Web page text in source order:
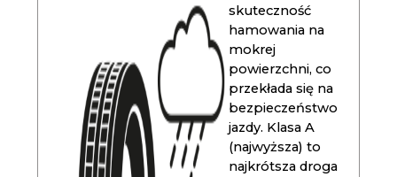
skuteczność
hamowania na
mokrej
powierzchni, co
przekłada się na
bezpieczeństwo
jazdy. Klasa A
(najwyższa) to
najkrótsza droga